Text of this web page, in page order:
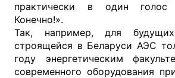
практически в один голос
Конечно!».
Так, например, для будущих
строящейся в Беларуси АЭС
году энергетическим
современного оборудования